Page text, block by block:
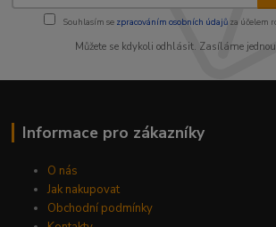
Souhlasím se zpracováním osobních údajůza účelem
Můžete se kdykoli odhlásit. Zasíláme
Informace pro zákazníky
O nás
Jak nakupovat
Obchodní podmínky